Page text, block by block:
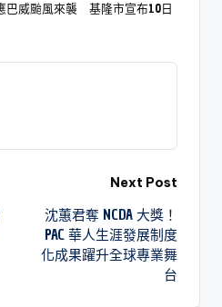
巴威颱風來襲 基隆市宣布10日
Next Post
沈蕙君奪 NCDA 大獎！
PAC 華人生涯發展制度
化成果躍升全球專業舞
台